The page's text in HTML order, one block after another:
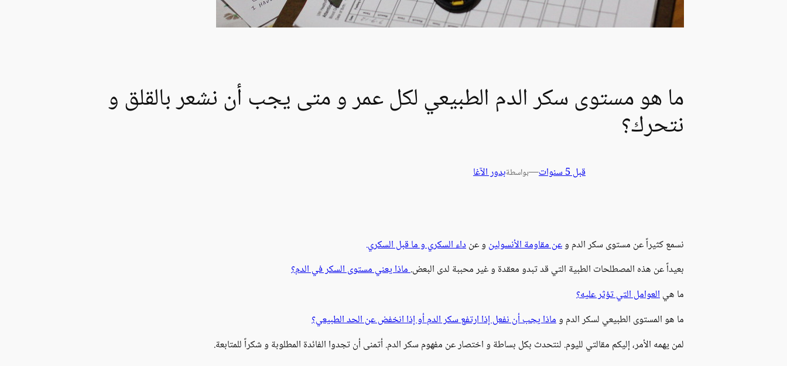
ما هو مستوى سكر الدم الطبيعي لكل عمر و متى يجب أن نشعر بالقلق و
نتحرك؟
قبل 5 سنوات —بواسطةبدور الآغا
نسمع كثيراً عن مستوى سكر الدم وعن مقاومة الأنسولين و عنداء السكري و ما قبل السكري.
بعيداً عن هذه المصطلحات الطبية التي قد تبدو معقدة و غير محببة لدى البعض.ماذا يعني مستوى السكر في الدم؟
ما هيالعوامل التي تؤثر عليه؟
ما هو المستوى الطبيعي لسكر الدم وماذا يجب أن نفعل إذا ارتفع سكر الدم أو إذا انخفض عن الحد الطبيعي؟
لمن يهمه الأمر، إليكم مقالتي لليوم. لنتحدث بكل بساطة و اختصار عن مفهوم سكر الدم. أتمنى أن تجدوا الفائدة المطلوبة و شكراً للمتابعة.